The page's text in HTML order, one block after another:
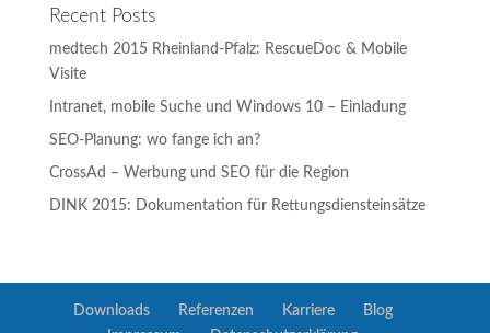
Recent Posts
medtech 2015 Rheinland-Pfalz: RescueDoc & Mobile
Visite
Intranet, mobile Suche und Windows 10 – Einladung
SEO-Planung: wo fange ich an?
CrossAd – Werbung und SEO für die Region
DINK 2015: Dokumentation für Rettungsdiensteinsätze
Downloads Referenzen Karriere
Blog